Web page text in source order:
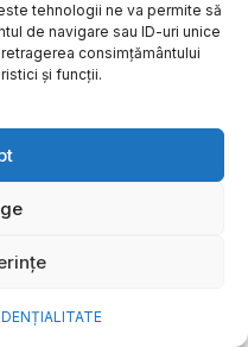
tehnologii ne va permite să
de navigare sau ID-uri unice
consimțământului
și funcții.
ale verii într-
pe care o